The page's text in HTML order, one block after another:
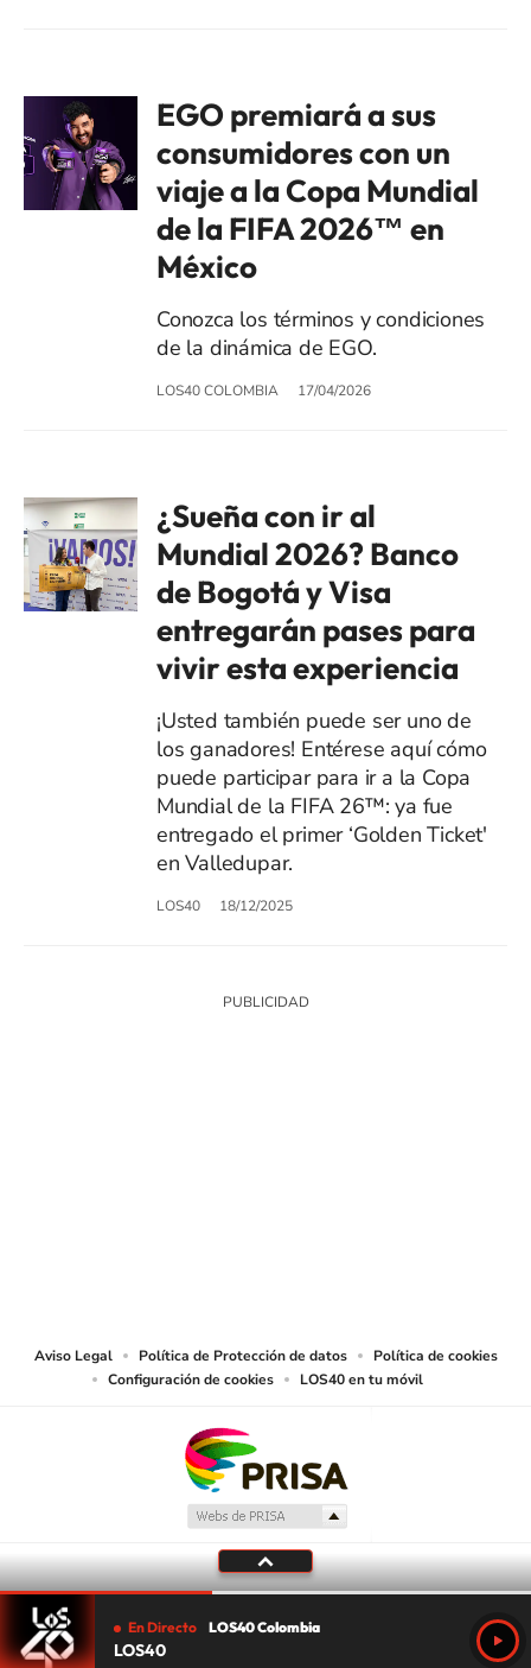
EGO premiará a sus
consumidores con un
viaje a la Copa Mundial
de la FIFA 2026™ en
México
Conozca los términos y condiciones
de la dinámica de EGO.
LOS40 COLOMBIA 17/04/2026
¿Sueña con ir al
Mundial 2026? Banco
de Bogotá y Visa
entregarán pases para
vivir esta experiencia
¡Usted también puede ser uno de
los ganadores! Entérese aquí cómo
puede participar para ir a la Copa
Mundial de la FIFA 26™: ya fue
entregado el primer ‘Golden Ticket'
en Valledupar.
LOS40 18/12/2025
Aviso Legal Política de Protección de datos
Política de cookies
Configuración de cookies
LOS40 en tu móvil
En Directo LOS40 Colombia
LOS40